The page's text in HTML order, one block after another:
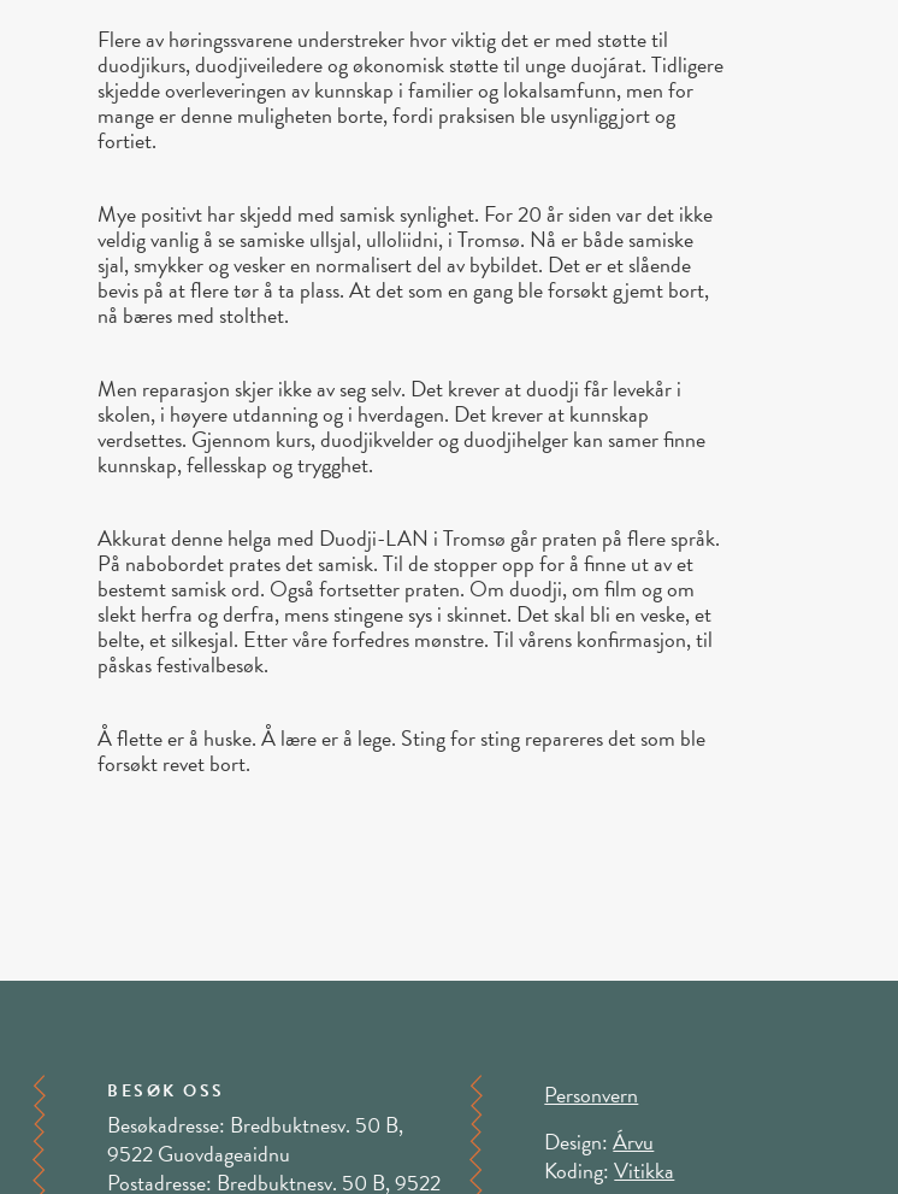
Flere av høringssvarene understreker hvor viktig det er med støtte til
duodjikurs, duodjiveiledere og økonomisk støtte til unge duojárat. Tidligere
skjedde overleveringen av kunnskap i familier og lokalsamfunn, men for
mange er denne muligheten borte, fordi praksisen ble usynliggjort og
fortiet.
Mye positivt har skjedd med samisk synlighet. For 20 år siden var det ikke
veldig vanlig å se samiske ullsjal, ulloliidni, i Tromsø. Nå er både samiske
sjal, smykker og vesker en normalisert del av bybildet. Det er et slående
bevis på at flere tør å ta plass. At det som en gang ble forsøkt gjemt bort,
nå bæres med stolthet.
Men reparasjon skjer ikke av seg selv. Det krever at duodji får levekår i
skolen, i høyere utdanning og i hverdagen. Det krever at kunnskap
verdsettes. Gjennom kurs, duodjikvelder og duodjihelger kan samer finne
kunnskap, fellesskap og trygghet.
Akkurat denne helga med Duodji-LAN i Tromsø går praten på flere språk.
På nabobordet prates det samisk. Til de stopper opp for å finne ut av et
bestemt samisk ord. Også fortsetter praten. Om duodji, om film og om
slekt herfra og derfra, mens stingene sys i skinnet. Det skal bli en veske, et
belte, et silkesjal. Etter våre forfedres mønstre. Til vårens konfirmasjon, til
påskas festivalbesøk.
Å flette er å huske. Å lære er å lege. Sting for sting repareres det som ble
forsøkt revet bort.
BESØK OSS
Besøkadresse: Bredbuktnesv. 50 B,
9522 Guovdageaidnu
Postadresse: Bredbuktnesv. 50 B, 9522
Personvern
Design:Árvu
Koding:Vitikka